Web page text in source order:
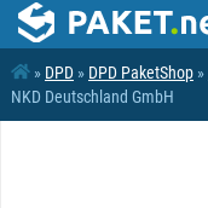
» DPD » DPD PaketShop »
NKD Deutschland GmbH